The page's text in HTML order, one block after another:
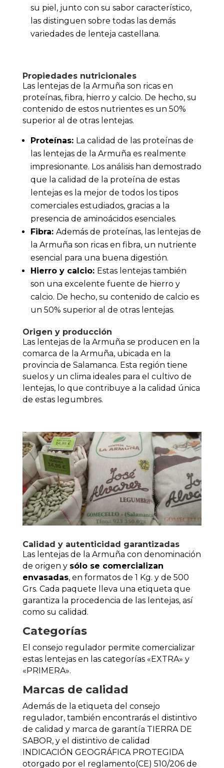
su piel, junto con su sabor característico,
las distinguen sobre todas las demás
variedades de lenteja castellana.
Propiedades nutricionales
Las lentejas de la Armuña son ricas en
proteínas, fibra, hierro y calcio. De hecho, su
contenido de estos nutrientes es un 50%
superior al de otras lentejas.
Proteínas: La calidad de las proteínas de
las lentejas de la Armuña es realmente
impresionante. Los análisis han demostrado
que la calidad de la proteína de estas
lentejas es la mejor de todos los tipos
comerciales estudiados, gracias a la
presencia de aminoácidos esenciales.
Fibra: Además de proteínas, las lentejas de
la Armuña son ricas en fibra, un nutriente
esencial para una buena digestión.
Hierro y calcio: Estas lentejas también
son una excelente fuente de hierro y
calcio. De hecho, su contenido de calcio es
un 50% superior al de otras lentejas.
Origen y producción
Las lentejas de la Armuña se producen en la
comarca de la Armuña, ubicada en la
provincia de Salamanca. Esta región tiene
suelos y un clima ideales para el cultivo de
lentejas, lo que contribuye a la calidad única
de estas legumbres.
Calidad y autenticidad garantizadas
Las lentejas de la Armuña con denominación
de origen y sólo se comercializan
envasadas, en formatos de 1 Kg. y de 500
Grs. Cada paquete lleva una etiqueta que
garantiza la procedencia de las lentejas, así
como su calidad.
Categorías
El consejo regulador permite comercializar
estas lentejas en las categorías «EXTRA» y
«PRIMERA».
Marcas de calidad
Además de la etiqueta del consejo
regulador, también encontrarás el distintivo
de calidad y marca de garantía TIERRA DE
SABOR, y el distintivo de calidad
INDICACIÓN GEOGRÁFICA PROTEGIDA
otorgado por el reglamento(CE) 510/206 de